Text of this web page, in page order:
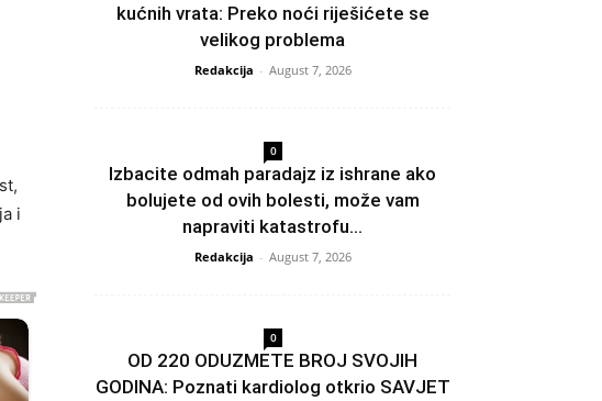
i
kućnih vrata: Preko noći riješićete se
velikog problema
Redakcija - August 7, 2026
0
Izbacite odmah paradajz iz ishrane ako
bolujete od ovih bolesti, može vam
napraviti katastrofu...
Redakcija - August 7, 2026
0
OD 220 ODUZMETE BROJ SVOJIH
GODINA: Poznati kardiolog otkrio SAVJET